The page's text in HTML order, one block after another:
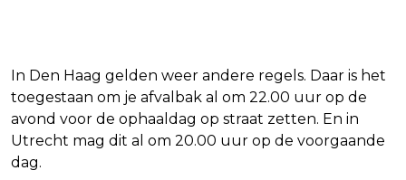
In Den Haag gelden weer andere regels. Daar is het
toegestaan om je afvalbak al om 22.00 uur op de
avond voor de ophaaldag op straat zetten. En in
Utrecht mag dit al om 20.00 uur op de voorgaande
dag.